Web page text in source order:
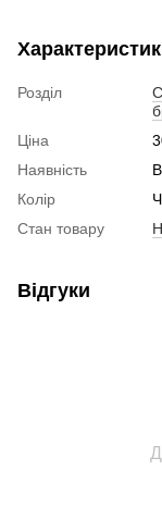
Розділ
Ціна
Наявність
Колір
Стан товару
Відгуки